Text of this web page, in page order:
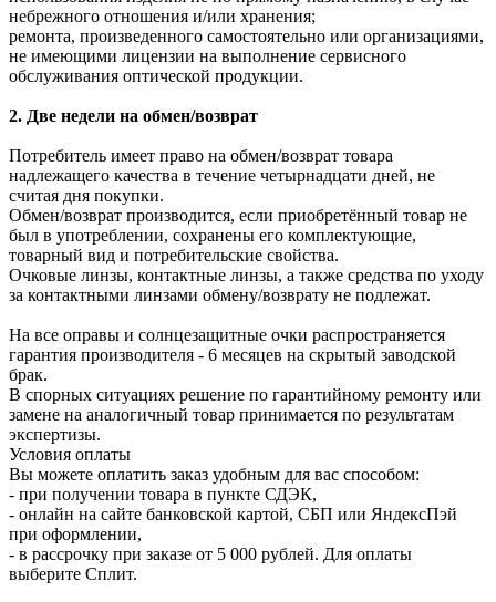
небрежного отношения и/или хранения;
ремонта, произведенного самостоятельно или организациями,
не имеющими лицензии на выполнение сервисного
обслуживания оптической продукции.
2. Две недели на обмен/возврат
Потребитель имеет право на обмен/возврат товара
надлежащего качества в течение четырнадцати дней, не
считая дня покупки.
Обмен/возврат производится, если приобретённый товар не
был в употреблении, сохранены его комплектующие,
товарный вид и потребительские свойства.
Очковые линзы, контактные линзы, а также средства по уходу
за контактными линзами обмену/возврату не подлежат.
На все оправы и солнцезащитные очки распространяется
гарантия производителя - 6 месяцев на скрытый заводской
брак.
В спорных ситуациях решение по гарантийному ремонту или
замене на аналогичный товар принимается по результатам
экспертизы.
Условия оплаты
Вы можете оплатить заказ удобным для вас способом:
- при получении товара в пункте СДЭК,
- онлайн на сайте банковской картой, СБП или ЯндексПэй
при оформлении,
- в рассрочку при заказе от 5 000 рублей. Для оплаты
выберите Сплит.